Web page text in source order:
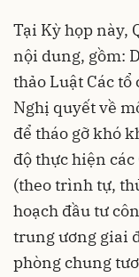
Tại Kỳ họp này,
nội dung, gồm:
thảo Luật Các
Nghị quyết về
để tháo gỡ khó
độ thực hiện
(theo trình tự,
hoạch đầu tư
trung ương giai
phòng chung